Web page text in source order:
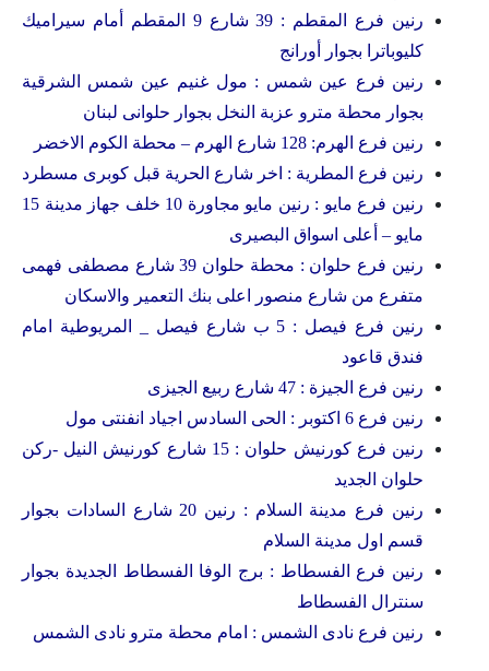
رنين فرع المقطم : 39 شارع 9 المقطم أمام سيراميك
كليوباترا بجوار أورانج
رنين فرع عين شمس : مول غنيم عين شمس الشرقية
بجوار محطة مترو عزبة النخل بجوار حلوانى لبنان
رنين فرع الهرم: 128 شارع الهرم – محطة الكوم الاخضر
رنين فرع المطرية : اخر شارع الحرية قبل كوبرى مسطرد
رنين فرع مايو : رنين مايو مجاورة 10 خلف جهاز مدينة 15
مايو – أعلى اسواق البصيرى
رنين فرع حلوان : محطة حلوان 39 شارع مصطفى فهمى
متفرع من شارع منصور اعلى بنك التعمير والاسكان
رنين فرع فيصل : 5 ب شارع فيصل _ المريوطية امام
فندق قاعود
رنين فرع الجيزة : 47 شارع ربيع الجيزى
رنين فرع 6 اكتوبر : الحى السادس اجياد انفنتى مول
رنين فرع كورنيش حلوان : 15 شارع كورنيش النيل -ركن
حلوان الجديد
رنين فرع مدينة السلام : رنين 20 شارع السادات بجوار
قسم اول مدينة السلام
رنين فرع الفسطاط : برج الوفا الفسطاط الجديدة بجوار
سنترال الفسطاط
رنين فرع نادى الشمس : امام محطة مترو نادى الشمس